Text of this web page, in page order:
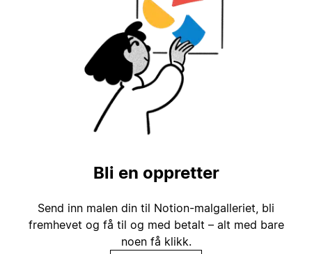
Bli en oppretter
Send inn malen din til Notion-malgalleriet, bli
fremhevet og få til og med betalt – alt med bare
noen få klikk.